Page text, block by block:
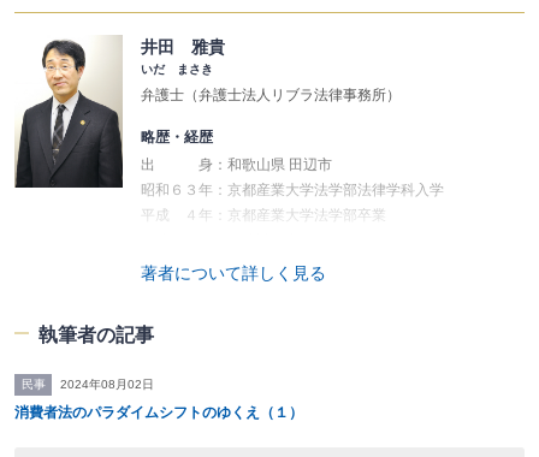
井田 雅貴
いだ まさき
弁護士（弁護士法人リブラ法律事務所）
略歴・経歴
出 身：和歌山県 田辺市
昭和６３年：京都産業大学法学部法律学科入学
平成 ４年：京都産業大学法学部卒業
平成 ８年：最高裁判所第５０期司法修習生
所属
著者について詳しく見る
執筆者の記事
民事 2024年08月02日
消費者法のパラダイムシフトのゆくえ（１）